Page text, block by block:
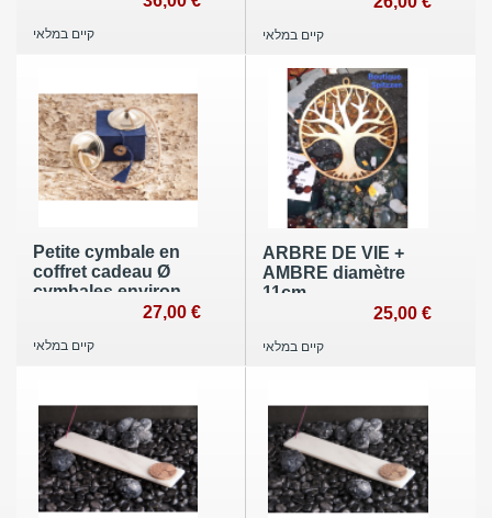
קיים במלאי
POUR REALISER
DE VIE
קיים במלאי
Petite cymbale en
coffret cadeau Ø
cymbales environ
27,00 €
קיים במלאי
ARBRE DE VIE +
AMBRE diamètre
11cm
25,00 €
קיים במלאי